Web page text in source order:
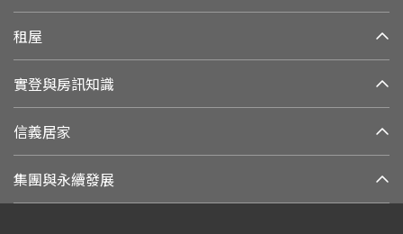
租屋
實登與房訊知識
信義居家
集團與永續發展